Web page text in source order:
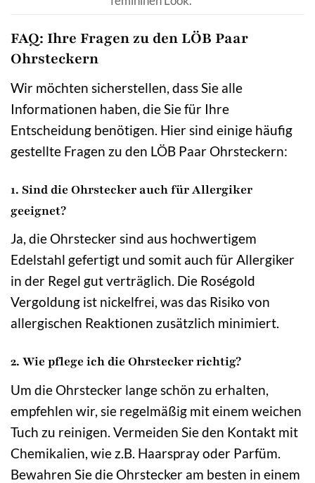
FAQ: Ihre Fragen zu den LÖB Paar
Ohrsteckern
Wir möchten sicherstellen, dass Sie alle
Informationen haben, die Sie für Ihre
Entscheidung benötigen. Hier sind einige häufig
gestellte Fragen zu den LÖB Paar Ohrsteckern:
1. Sind die Ohrstecker auch für Allergiker
geeignet?
Ja, die Ohrstecker sind aus hochwertigem
Edelstahl gefertigt und somit auch für Allergiker
in der Regel gut verträglich. Die Roségold
Vergoldung ist nickelfrei, was das Risiko von
allergischen Reaktionen zusätzlich minimiert.
2. Wie pflege ich die Ohrstecker richtig?
Um die Ohrstecker lange schön zu erhalten,
empfehlen wir, sie regelmäßig mit einem weichen
Tuch zu reinigen. Vermeiden Sie den Kontakt mit
Chemikalien, wie z.B. Haarspray oder Parfüm.
Bewahren Sie die Ohrstecker am besten in einem